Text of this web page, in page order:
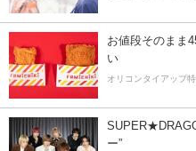
お値段そのまま
い
オリコンタイアップ
ー”